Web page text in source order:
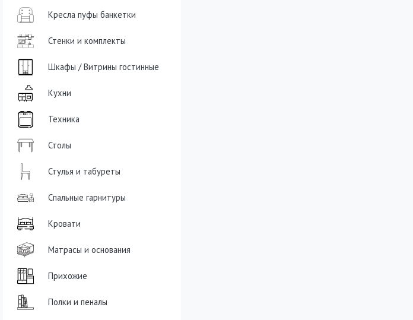
Кресла пуфы банкетки
Стенки и комплекты
Шкафы / Витрины гостинные
Кухни
Техника
Столы
Стулья и табуреты
Спальные гарнитуры
Кровати
Матрасы и основания
Прихожие
Полки и пеналы